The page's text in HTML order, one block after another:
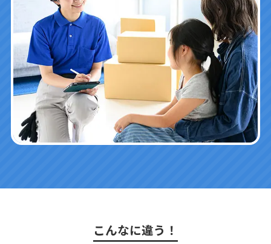
こんなに違う！